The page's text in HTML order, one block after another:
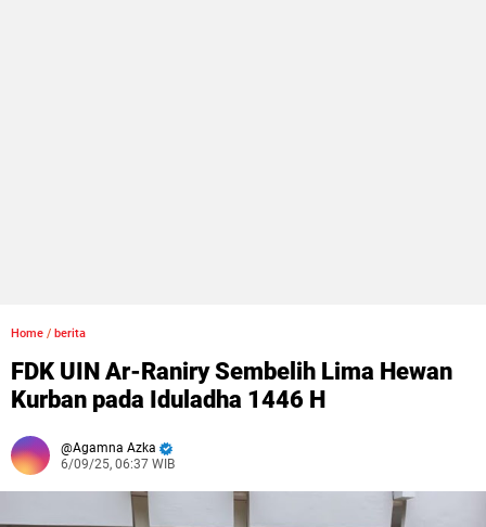
Home / berita
FDK UIN Ar-Raniry Sembelih Lima Hewan
Kurban pada Iduladha 1446 H
Agamna Azka
6/09/25, 06:37 WIB